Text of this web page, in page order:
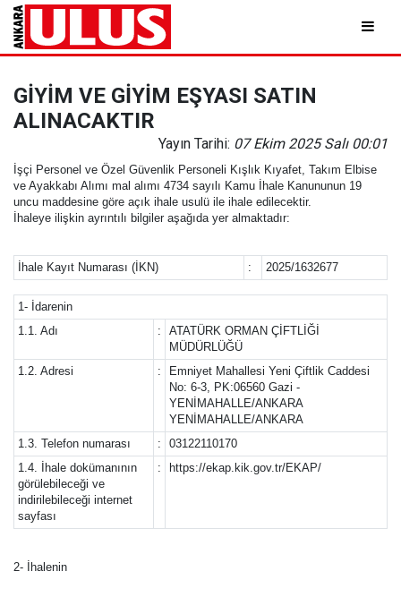
GİYİM VE GİYİM EŞYASI SATIN
ALINACAKTIR
Yayın Tarihi: 07 Ekim 2025 Salı 00:01
İşçi Personel ve Özel Güvenlik Personeli Kışlık Kıyafet, Takım Elbise
ve Ayakkabı Alımı mal alımı 4734 sayılı Kamu İhale Kanununun 19
uncu maddesine göre açık ihale usulü ile ihale edilecektir.
İhaleye ilişkin ayrıntılı bilgiler aşağıda yer almaktadır:
İhale Kayıt Numarası (İKN) : 2025/1632677
1- İdarenin
1.1. Adı
:
ATATÜRK ORMAN ÇİFTLİĞİ
MÜDÜRLÜĞÜ
1.2. Adresi
:
Emniyet Mahallesi Yeni Çiftlik Caddesi
No: 6-3, PK:06560 Gazi -
YENİMAHALLE/ANKARA
YENİMAHALLE/ANKARA
1.3. Telefon numarası
:
03122110170
1.4. İhale dokümanının
görülebileceği ve
indirilebileceği internet
sayfası
: https://ekap.kik.gov.tr/EKAP/
2- İhalenin